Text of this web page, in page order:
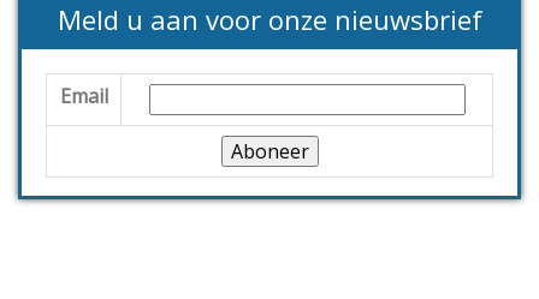
Meld u aan voor onze nieuwsbrief
Email